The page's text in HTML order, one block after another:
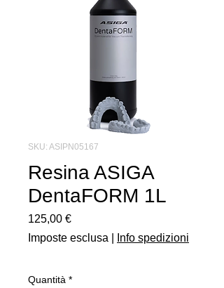
SKU: ASIPN05167
Resina ASIGA
DentaFORM 1L
125,00 €Prezzo
Imposte esclusa
Info spedizioni
Quantità *